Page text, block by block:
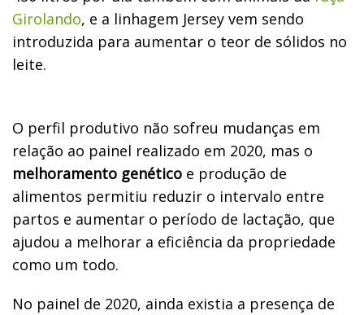
Girolando, e a linhagem Jersey vem sendo
introduzida para aumentar o teor de sólidos no
leite.
O perfil produtivo não sofreu mudanças em
relação ao painel realizado em 2020, mas o
melhoramento genético e produção de
alimentos permitiu reduzir o intervalo entre
partos e aumentar o período de lactação, que
ajudou a melhorar a eficiência da propriedade
como um todo.
No painel de 2020, ainda existia a presença de